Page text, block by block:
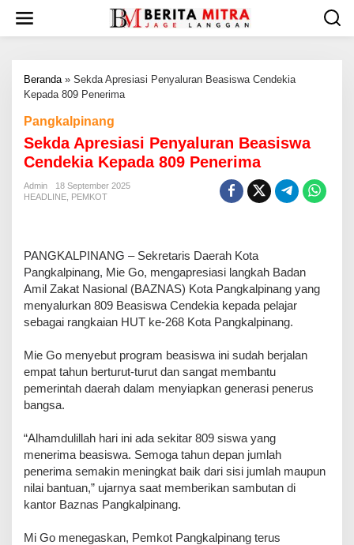
w
Beranda» Sekda Apresiasi Penyaluran Beasiswa Cendekia
Kepada 809 Penerima
Pangkalpinang
Sekda Apresiasi Penyaluran Beasiswa
Cendekia Kepada 809 Penerima
Admin
18 September 2025
HEADLINE PEMKOT
PANGKALPINANG – Sekretaris Daerah Kota
Pangkalpinang, Mie Go, mengapresiasi langkah Badan
Amil Zakat Nasional (BAZNAS) Kota Pangkalpinang yang
menyalurkan 809 Beasiswa Cendekia kepada pelajar
sebagai rangkaian HUT ke-268 Kota Pangkalpinang.
‎Mie Go menyebut program beasiswa ini sudah berjalan
empat tahun berturut-turut dan sangat membantu
pemerintah daerah dalam menyiapkan generasi penerus
bangsa.
‎“Alhamdulillah hari ini ada sekitar 809 siswa yang
menerima beasiswa. Semoga tahun depan jumlah
penerima semakin meningkat baik dari sisi jumlah maupun
nilai bantuan,” ujarnya saat memberikan sambutan di
kantor Baznas Pangkalpinang.
‎Mi Go menegaskan, Pemkot Pangkalpinang terus